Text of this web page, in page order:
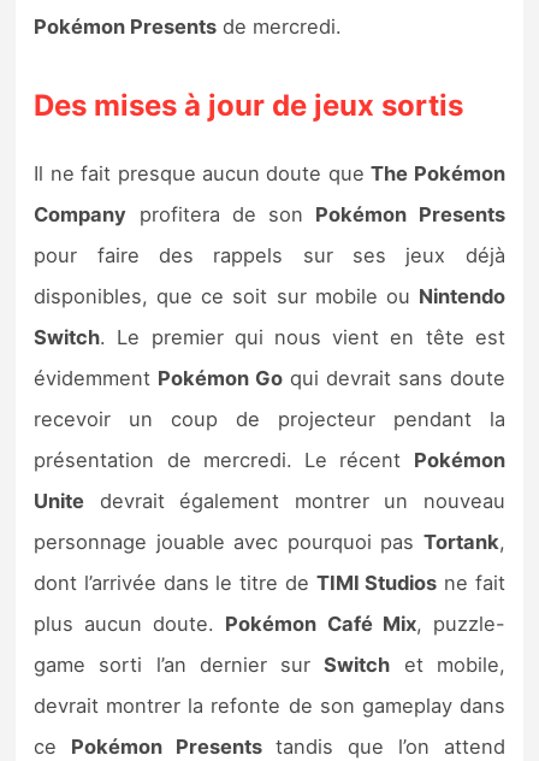
Pokémon Presents de mercredi.
Des mises à jour de jeux sortis
Il ne fait presque aucun doute queThe Pokémon
Company profitera de son Pokémon Presents
pour faire des rappels sur ses jeux déjà
disponibles, que ce soit sur mobile ou Nintendo
Switch. Le premier qui nous vient en tête est
évidemment Pokémon Go qui devrait sans doute
recevoir un coup de projecteur pendant la
présentation de mercredi. Le récent Pokémon
Unite devrait également montrer un nouveau
personnage jouable avec pourquoi pas Tortank,
dont l’arrivée dans le titre de TIMI Studios ne fait
plus aucun doute. Pokémon Café Mix, puzzle-
game sorti l’an dernier surSwitch et mobile,
devrait montrer la refonte de son gameplay dans
ce Pokémon Presentstandis que l’on attend